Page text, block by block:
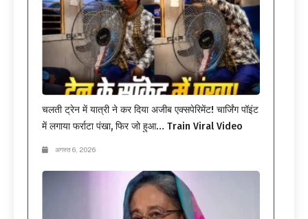
चलती ट्रेन में यात्री ने कर दिया अजीब एक्सपेरिमेंट! चार्जिंग पॉइंट
में लगाया फर्राटा पंखा, फिर जो हुआ… Train Viral Video
अगस्त 6, 2026